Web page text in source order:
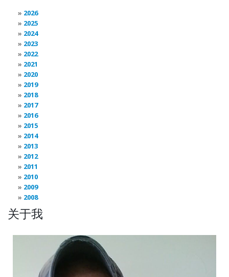
2026
2025
2024
2023
2022
2021
2020
2019
2018
2017
2016
2015
2014
2013
2012
2011
2010
2009
2008
关于我